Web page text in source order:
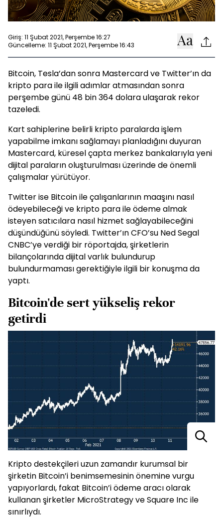
Giriş: 11 Şubat 2021, Perşembe 16:27
Güncelleme: 11 Şubat 2021, Perşembe 16:43
Bitcoin, Tesla’dan sonra Mastercard ve Twitter’ın da
kripto para ile ilgili adımlar atmasından sonra
perşembe günü 48 bin 364 dolara ulaşarak rekor
tazeledi.
Kart sahiplerine belirli kripto paralarda işlem
yapabilme imkanı sağlamayı planladığını duyuran
Mastercard, küresel çapta merkez bankalarıyla yeni
dijital paraların oluşturulması üzerinde de önemli
çalışmalar yürütüyor.
Twitter ise Bitcoin ile çalışanlarının maaşını nasıl
ödeyebileceği ve kripto para ile ödeme almak
isteyen satıcılara nasıl hizmet sağlayabileceğini
düşündüğünü söyledi. Twitter’ın CFO’su Ned Segal
CNBC’ye verdiği bir röportajda, şirketlerin
bilançolarında dijital varlık bulundurup
bulundurmaması gerektiğiyle ilgili bir konuşma da
yaptı.
Bitcoin'de sert yükseliş rekor
getirdi
Kripto destekçileri uzun zamandır kurumsal bir
şirketin Bitcoin’i benimsemesinin önemine vurgu
yapıyorlardı, fakat Bitcoin’i ödeme aracı olarak
kullanan şirketler MicroStrategy ve Square Inc ile
sınırlıydı.